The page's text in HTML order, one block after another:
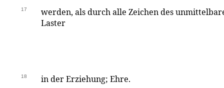
17
werden, als durch alle Zeichen des
Laster
18 in der Erziehung; Ehre.